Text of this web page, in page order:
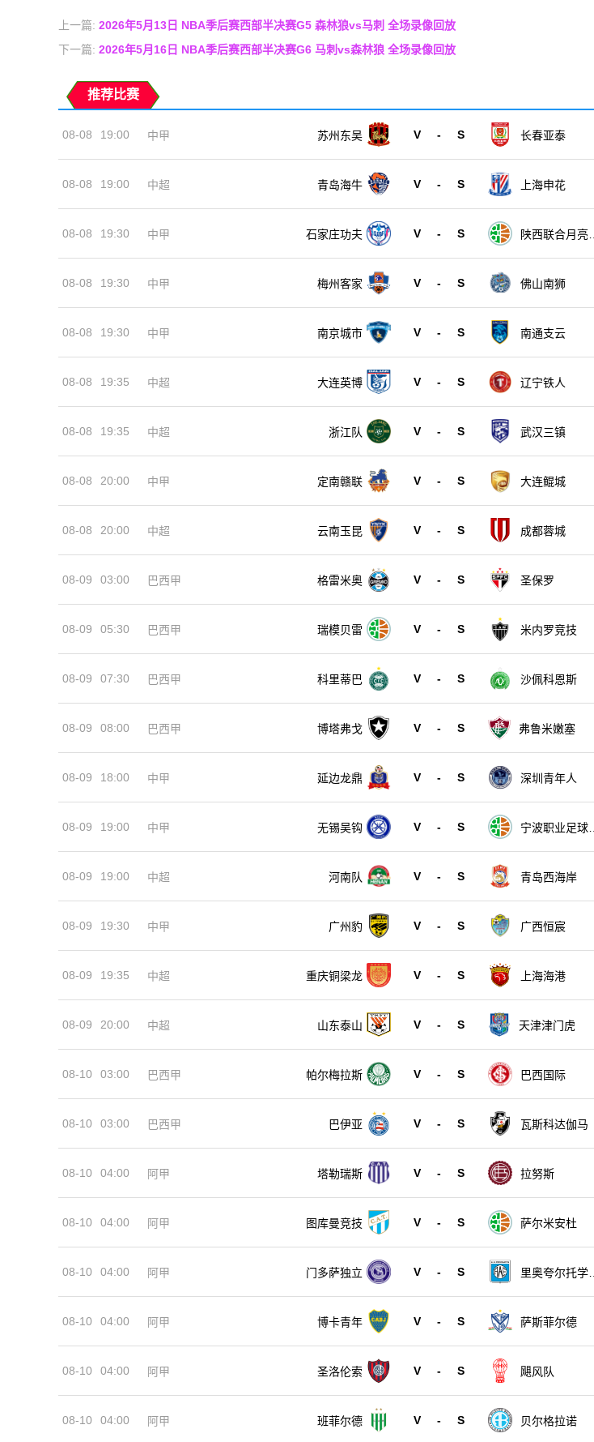
上一篇: 2026年5月13日 NBA季后赛西部半决赛G5 森林狼vs马刺 全场录像回放
下一篇: 2026年5月16日 NBA季后赛西部半决赛G6 马刺vs森林狼 全场录像回放
推荐比赛
08-08 19:00 中甲 苏州东吴 V - S 长春亚泰
08-08 19:00 中超 青岛海牛 V - S 上海申花
08-08 19:30 中甲 石家庄功夫 V - S
陕西联合月亮泊
08-08 19:30 中甲 梅州客家 V - S 佛山南狮
08-08 19:30 中甲 南京城市 V - S 南通支云
08-08 19:35 中超 大连英博 V - S 辽宁铁人
08-08 19:35 中超 浙江队 V - S 武汉三镇
08-08 20:00 中甲 定南赣联 V - S 大连鲲城
08-08 20:00 中超 云南玉昆 V - S 成都蓉城
08-09 03:00 巴西甲 格雷米奥 V - S 圣保罗
08-09 05:30 巴西甲 瑞模贝雷 V - S 米内罗竞技
08-09 07:30 巴西甲 科里蒂巴 V - S 沙佩科恩斯
08-09 08:00 巴西甲 博塔弗戈 V - S 弗鲁米嫩塞
08-09 18:00 中甲 延边龙鼎 V - S 深圳青年人
08-09 19:00 中甲 无锡吴钩 V - S
宁波职业足球俱
08-09 19:00 中超 河南队 V - S 青岛西海岸
08-09 19:30 中甲 广州豹 V - S 广西恒宸
08-09 19:35 中超 重庆铜梁龙 V - S 上海海港
08-09 20:00 中超 山东泰山 V - S 天津津门虎
08-10 03:00 巴西甲 帕尔梅拉斯 V - S 巴西国际
08-10 03:00 巴西甲 巴伊亚 V - S 瓦斯科达伽马
08-10 04:00 阿甲 塔勒瑞斯 V - S 拉努斯
08-10 04:00 阿甲 图库曼竞技 V - S 萨尔米安杜
08-10 04:00 阿甲 门多萨独立 V - S
里奥夸尔托学生
08-10 04:00 阿甲 博卡青年 V - S 萨斯菲尔德
08-10 04:00 阿甲 圣洛伦索 V - S 飓风队
08-10 04:00 阿甲 班菲尔德 V - S 贝尔格拉诺